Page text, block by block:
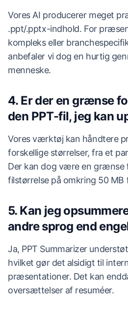
Vores AI producerer meget
.ppt/.pptx-indhold. For
kompleks eller
anbefaler vi dog en hurtig
menneske.
4. Er der en grænse
den PPT-fil, jeg kan
Vores værktøj kan håndtere
forskellige størrelser, fra et
Der kan dog være en grænse
filstørrelse på omkring 50 MB
5. Kan jeg
andre sprog end
Ja, PPT Summarizer
hvilket gør det alsidigt til
præsentationer. Det kan
oversættelser af resuméer.